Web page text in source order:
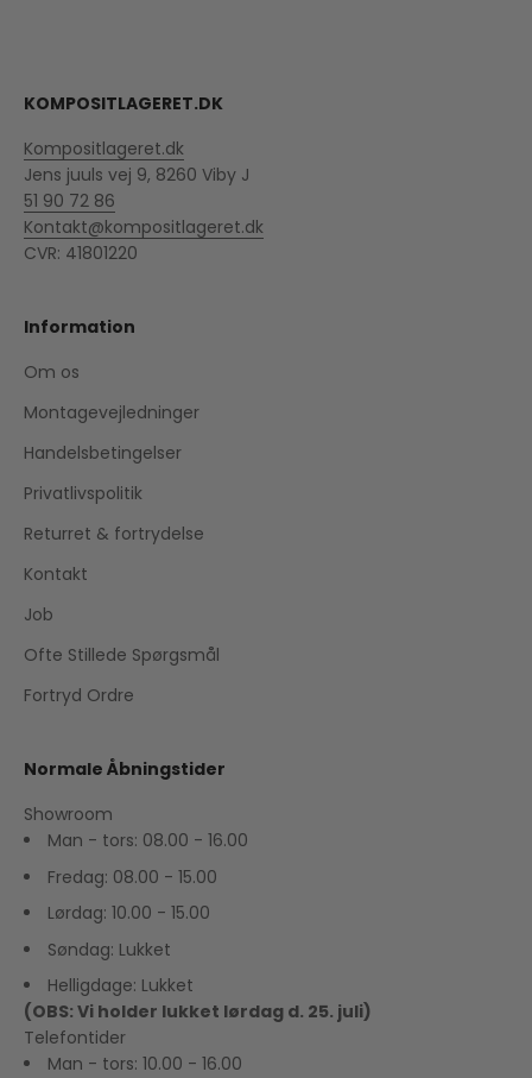
KOMPOSITLAGERET.DK
Kompositlageret.dk
Jens juuls vej 9, 8260 Viby J
51 90 72 86
Kontakt@kompositlageret.dk
CVR: 41801220
Information
Om os
Montagevejledninger
Handelsbetingelser
Privatlivspolitik
Returret & fortrydelse
Kontakt
Job
Ofte Stillede Spørgsmål
Fortryd Ordre
Normale Åbningstider
Showroom
Man - tors: 08.00 - 16.00
Fredag: 08.00 - 15.00
Lørdag: 10.00 - 15.00
Søndag: Lukket
Helligdage: Lukket
(OBS: Vi holder lukket lørdag d. 25. juli)
Telefontider
Man - tors: 10.00 - 16.00